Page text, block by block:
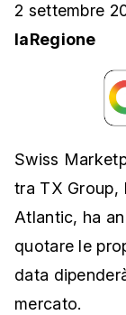
2 settembre
laRegione
Swiss
tra TX Group,
Atlantic, ha
quotare le
data
mercato.